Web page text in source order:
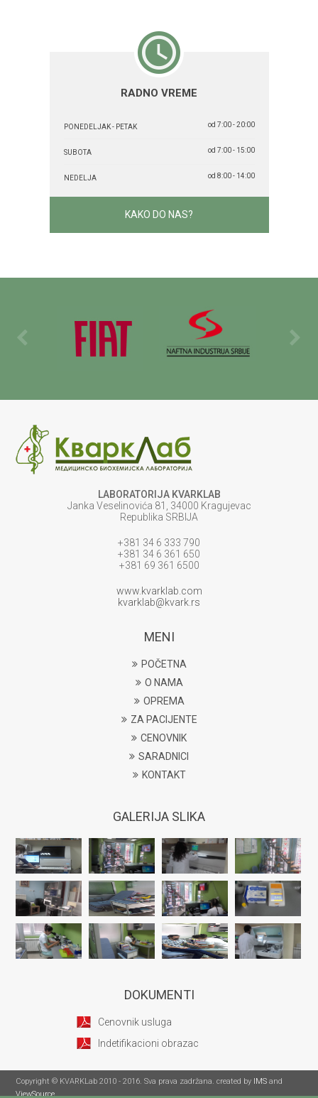
RADNO VREME
PONEDELJAK - PETAK od 7:00 - 20:00
SUBOTA od 7:00 - 15:00
NEDELJA od 8:00 - 14:00
KAKO DO NAS?
LABORATORIJA KVARKLAB
Janka Veselinovića 81, 34000 Kragujevac
Republika SRBIJA
+381 34 6 333 790
+381 34 6 361 650
+381 69 361 6500
www.kvarklab.com
kvarklab@kvark.rs
MENI
POČETNA
O NAMA
OPREMA
ZA PACIJENTE
CENOVNIK
SARADNICI
KONTAKT
GALERIJA SLIKA
DOKUMENTI
Cenovnik usluga
Indetifikacioni obrazac
Copyright © KVARKLab 2010 - 2016. Sva prava zadržana. created by IMS and
ViewSource